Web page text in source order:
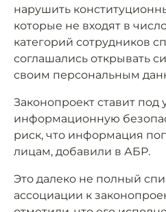
нарушить
которые не входят в
категорий сотрудников
соглашались открывать
своим персональным
Законопроект ставит под
информационную
риск, что информация
лицам, добавили в АБР.
Это далеко не полный
ассоциации к